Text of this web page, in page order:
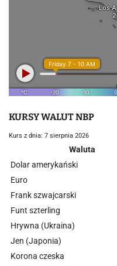
KURSY WALUT NBP
Kurs z dnia: 7 sierpnia 2026
Waluta
Dolar amerykański
Euro
Frank szwajcarski
Funt szterling
Hrywna (Ukraina)
Jen (Japonia)
Korona czeska